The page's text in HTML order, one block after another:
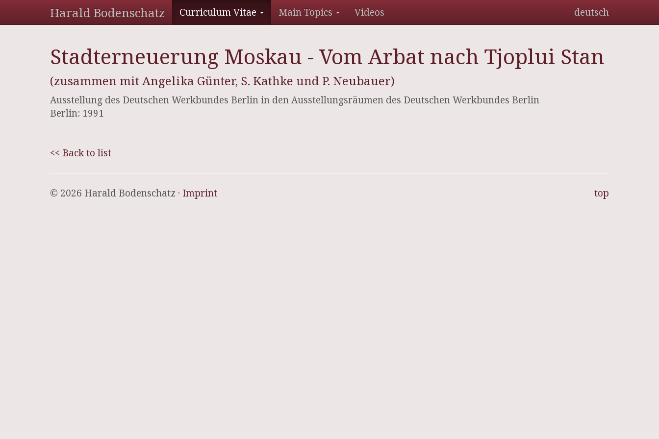
Harald Bodenschatz Curriculum Vitae Main Topics Videos deutsch
Stadterneuerung Moskau - Vom Arbat nach Tjoplui Stan
(zusammen mit Angelika Günter, S. Kathke und P. Neubauer)
Ausstellung des Deutschen Werkbundes Berlin in den Ausstellungsräumen des Deutschen Werkbundes Berlin
Berlin: 1991
<< Back to list
top
© 2026 Harald Bodenschatz · Imprint